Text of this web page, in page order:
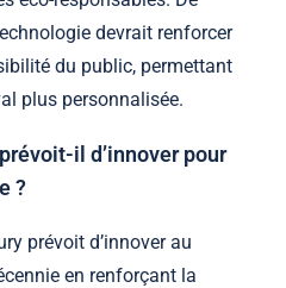
devrait renforcer
du public, permettant
plus personnalisée.
il d’innover pour
?
prévoit d’innover au
en renforçant la